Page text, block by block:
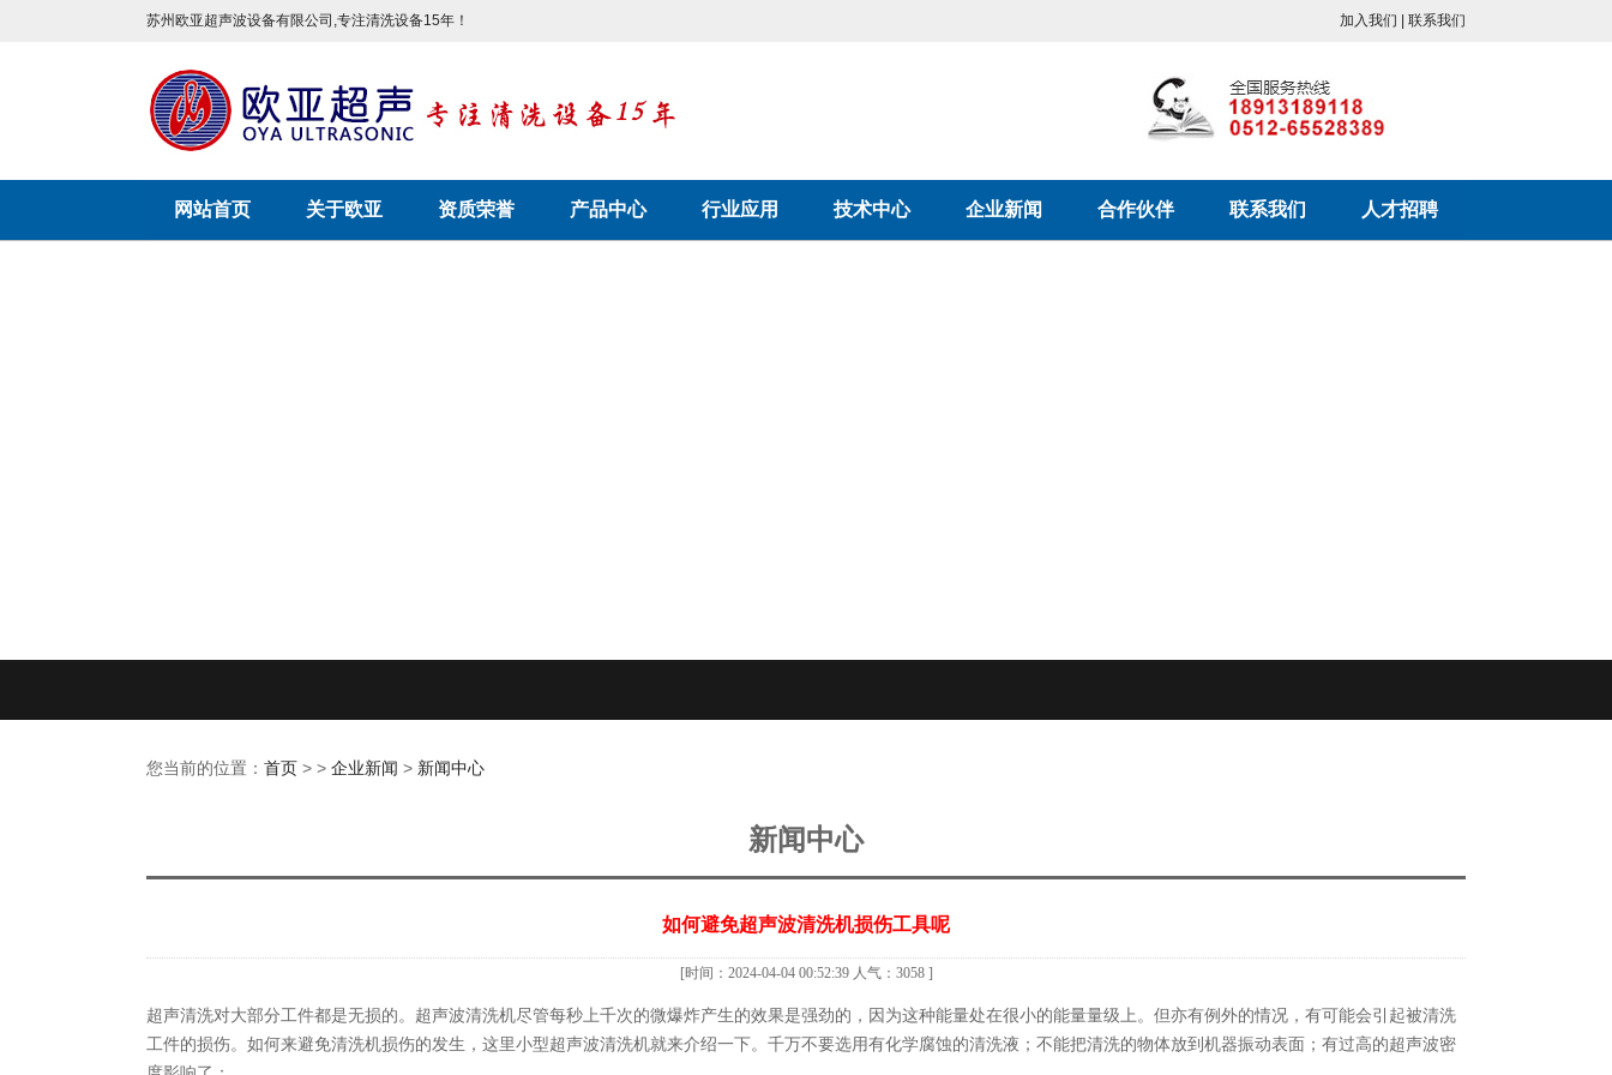
苏州欧亚超声波设备有限公司,专注清洗设备15年！ 加入我们 | 联系我们
网站首页 关于欧亚 资质荣誉 产品中心 行业应用 技术中心 企业新闻 合作伙伴 联系我们 人才招聘
您当前的位置： 首页 > > 企业新闻 > 新闻中心
新闻中心
如何避免超声波清洗机损伤工具呢
[时间：2024-04-04 00:52:39 人气：3058 ]
超声清洗对大部分工件都是无损的。超声波清洗机尽管每秒上千次的微爆炸产生的效果是强劲的，因为这种能量处在很小的能量量级上。但亦有例外的情况，有可能会引起被清洗
工件的损伤。如何来避免清洗机损伤的发生，这里小型超声波清洗机就来介绍一下。千万不要选用有化学腐蚀的清洗液；不能把清洗的物体放到机器振动表面；有过高的超声波密